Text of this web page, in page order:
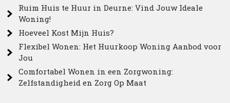
Ruim Huis te Huur in Deurne: Vind Jouw Ideale
Woning!
Hoeveel Kost Mijn Huis?
Flexibel Wonen: Het Huurkoop Woning Aanbod voor
Jou
Comfortabel Wonen in een Zorgwoning:
Zelfstandigheid en Zorg Op Maat